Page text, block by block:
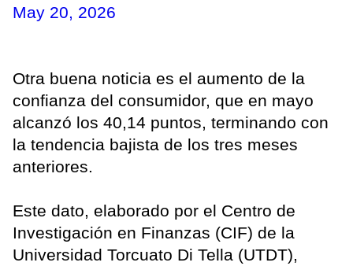
May 20, 2026
Otra buena noticia es el aumento de la
confianza del consumidor, que en mayo
alcanzó los 40,14 puntos, terminando con
la tendencia bajista de los tres meses
anteriores.
Este dato, elaborado por el Centro de
Investigación en Finanzas (CIF) de la
Universidad Torcuato Di Tella (UTDT),